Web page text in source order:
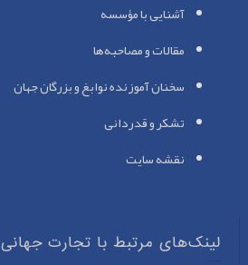
آشنایی با مؤسسه
مقالات و مصاحبه‌ها
سخنان آموزنده نوابغو بزرگان جهان
تشکر و قدردانی
نقشه سایت
لینک‌های مرتبط با تجارت جهانی